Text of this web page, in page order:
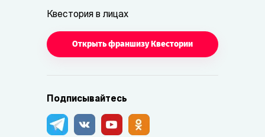
Квестория в лицах
Открыть франшизу Квестории
Подписывайтесь